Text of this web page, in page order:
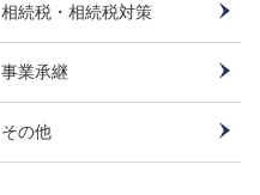
相続税・相続税対策
事業承継
その他